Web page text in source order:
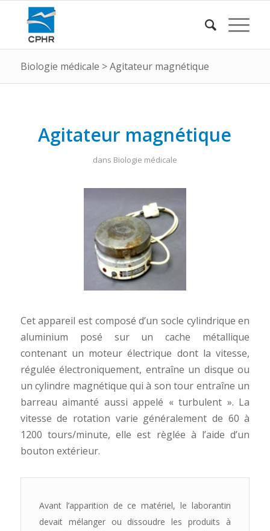
Biologie médicale >Agitateur magnétique
Agitateur magnétique
dans Biologie médicale
Cet appareil est composé d’un socle cylindrique en
aluminium posé sur un cache métallique
contenant un moteur électrique dont la vitesse,
régulée électroniquement, entraîne un disque ou
un cylindre magnétique qui à son tour entraîne un
barreau aimanté aussi appelé « turbulent ». La
vitesse de rotation varie généralement de 60 à
1200 tours/minute, elle est règlée à l’aide d’un
bouton extérieur.
Avant l’apparition de ce matériel, le laborantin
devait mélanger ou dissoudre les produits à